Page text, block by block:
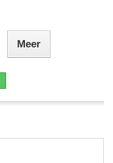
Meer